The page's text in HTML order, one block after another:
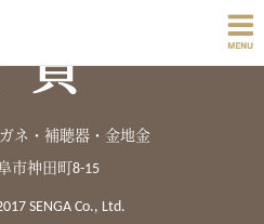
ネ・補聴器・金地金
市神田町8-15
SENGA Co., Ltd.